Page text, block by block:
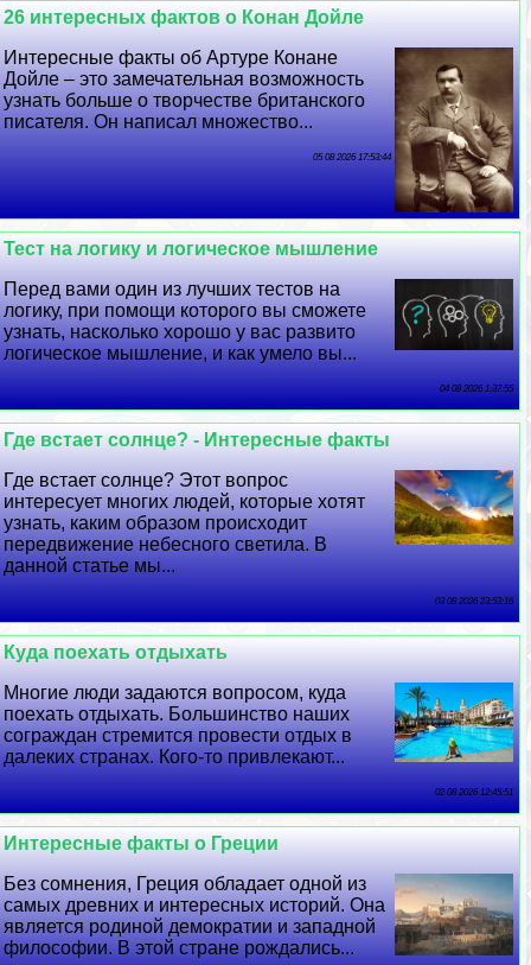
26 интересных фактов о Конан Дойле
Интересные факты об Артуре Конане
Дойле – это замечательная возможность
узнать больше о творчестве британского
писателя. Он написал множество...
05 08 2026 17:53:44
Тест на логику и логическое мышление
Перед вами один из лучших тестов на
логику, при помощи которого вы сможете
узнать, насколько хорошо у вас развито
логическое мышление, и как умело вы...
04 08 2026 1:37:55
Где встает солнце? - Интересные факты
Где встает солнце? Этот вопрос
интересует многих людей, которые хотят
узнать, каким образом происходит
передвижение небесного светила. В
данной статье мы...
03 08 2026 23:53:16
Куда поехать отдыхать
Многие люди задаются вопросом, куда
поехать отдыхать. Большинство наших
сограждан стремится провести отдых в
далеких странах. Кого-то привлекают...
02 08 2026 12:45:51
Интересные факты о Греции
Без сомнения, Греция обладает одной из
самых древних и интересных историй. Она
является родиной демократии и западной
философии. В этой стране рождались...